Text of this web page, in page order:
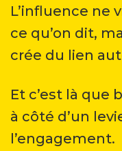
L’influence ne
ce qu’on dit,
crée du lien
Et c’est là que
à côté d’un
l’engagement.